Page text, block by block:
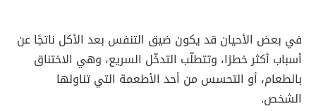
في بعض الأحيان قد يكون ضيق التنفس بعد الأكل ناتجًا عن
أسباب أكثر خطرًا، وتتطلّب التدخّل السريع، وهي الاختناق
بالطعام، أو التحسس من أحد الأطعمة التي تناولها
الشخص.